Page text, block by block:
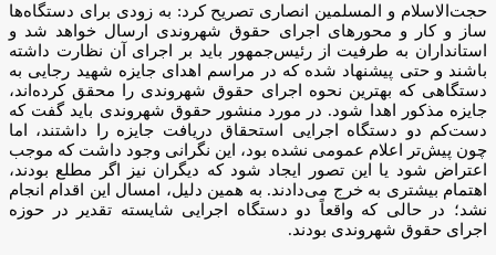
حجت‌الاسلام و المسلمین انصاری تصریح کرد: به زودی برای دستگاه‌ها
ساز و کار و محورهای اجرای حقوق شهروندی ارسال خواهد شد و
استانداران به طرفیت از رئیس‌جمهور باید بر اجرای آن نظارت داشته
باشند و حتی پیشنهاد شده که در مراسم اهدای جایزه شهید رجایی به
دستگاهی که بهترین نحوه اجرای حقوق شهروندی را محقق کرده‌اند،
جایزه مذکور اهدا شود. در مورد منشور حقوق شهروندی باید گفت که
دست‌کم دو دستگاه اجرایی استحقاق دریافت جایزه را داشتند، اما
چون پیش‌تر اعلام عمومی نشده بود، این نگرانی وجود داشت که موجب
اعتراض شود یا این تصور ایجاد شود که دیگران نیز اگر مطلع بودند،
اهتمام بیشتری به خرج می‌دادند. به همین دلیل، امسال این اقدام انجام
نشد؛ در حالی که واقعاً دو دستگاه اجرایی شایسته تقدیر در حوزه
اجرای حقوق شهروندی بودند.